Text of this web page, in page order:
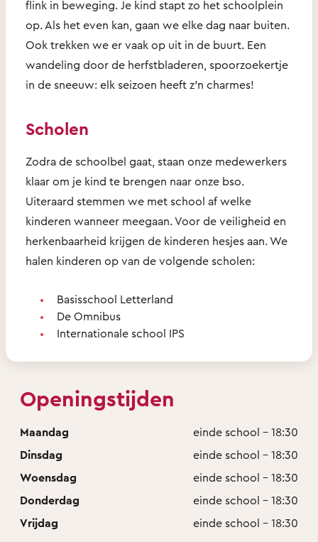
flink in beweging. Je kind stapt zo het schoolplein
op. Als het even kan, gaan we elke dag naar buiten.
Ook trekken we er vaak op uit in de buurt. Een
wandeling door de herfstbladeren, spoorzoekertje
in de sneeuw: elk seizoen heeft z’n charmes!
Scholen
Zodra de schoolbel gaat, staan onze medewerkers
klaar om je kind te brengen naar onze bso.
Uiteraard stemmen we met school af welke
kinderen wanneer meegaan. Voor de veiligheid en
herkenbaarheid krijgen de kinderen hesjes aan. We
halen kinderen op van de volgende scholen:
Basisschool Letterland
De Omnibus
Internationale school IPS
Openingstijden
Maandag
einde school - 18:30
Dinsdag
einde school - 18:30
Woensdag
einde school - 18:30
Donderdag
einde school - 18:30
Vrijdag
einde school - 18:30